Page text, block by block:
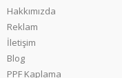
Hakkımızda
Reklam
İletişim
Blog
PPF Kaplama